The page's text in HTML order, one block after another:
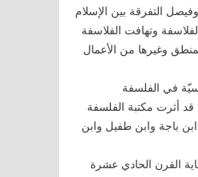
التفرقة بين الإسلام
وتهافت الفلاسفة
وغيرها من الأعمال
في الفلسفة
قد أثرت مكتبة الفلسفة
ابن باجة وابن طفيل وابن
القرن الحادي عشرة